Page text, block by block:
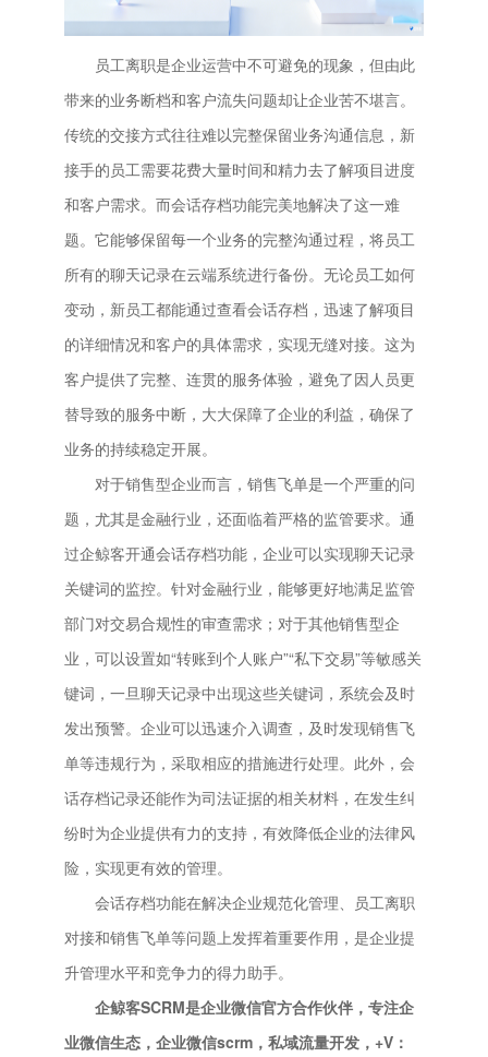
员工离职是企业运营中不可避免的现象，但由此
带来的业务断档和客户流失问题却让企业苦不堪言。
传统的交接方式往往难以完整保留业务沟通信息，新
接手的员工需要花费大量时间和精力去了解项目进度
和客户需求。而会话存档功能完美地解决了这一难
题。它能够保留每一个业务的完整沟通过程，将员工
所有的聊天记录在云端系统进行备份。无论员工如何
变动，新员工都能通过查看会话存档，迅速了解项目
的详细情况和客户的具体需求，实现无缝对接。这为
客户提供了完整、连贯的服务体验，避免了因人员更
替导致的服务中断，大大保障了企业的利益，确保了
业务的持续稳定开展。
对于销售型企业而言，销售飞单是一个严重的问
题，尤其是金融行业，还面临着严格的监管要求。通
过企鲸客开通会话存档功能，企业可以实现聊天记录
关键词的监控。针对金融行业，能够更好地满足监管
部门对交易合规性的审查需求；对于其他销售型企
业，可以设置如“转账到个人账户”“私下交易”等敏感关
键词，一旦聊天记录中出现这些关键词，系统会及时
发出预警。企业可以迅速介入调查，及时发现销售飞
单等违规行为，采取相应的措施进行处理。此外，会
话存档记录还能作为司法证据的相关材料，在发生纠
纷时为企业提供有力的支持，有效降低企业的法律风
险，实现更有效的管理。
会话存档功能在解决企业规范化管理、员工离职
对接和销售飞单等问题上发挥着重要作用，是企业提
升管理水平和竞争力的得力助手。
企鲸客SCRM是企业微信官方合作伙伴，专注企
业微信生态，企业微信scrm，私域流量开发，+V：